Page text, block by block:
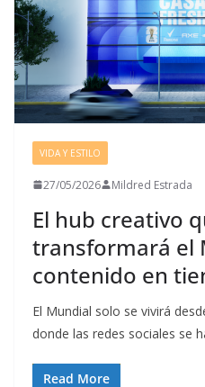
VIDA Y ESTILO
27/05/2026 Mildred Estrada
El hub creativo
transformará el
contenido en
El Mundial solo se vivirá
donde las redes sociales se
Read More